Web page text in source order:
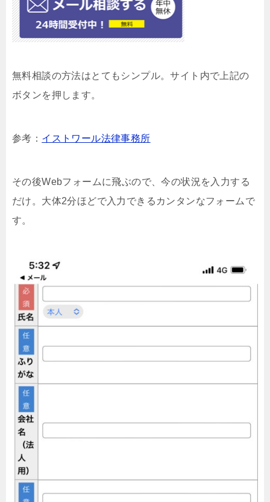
無料相談の方法はとてもシンプル。サイト内で上記の
ボタンを押します。
参考： イストワール法律事務所
その後Webフォームに飛ぶので、今の状況を入力する
だけ。大体2分ほどで入力できるカンタンなフォームで
す。